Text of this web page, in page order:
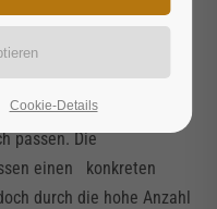
dieses Mal so
passen. Die
einen konkreten
durch die hohe Anzahl
Cookie-Details